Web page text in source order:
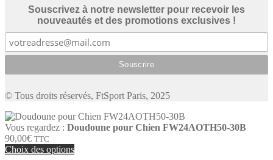
Souscrivez à notre newsletter pour recevoir les
nouveautés et des promotions exclusives !
© Tous droits réservés, FtSport Paris, 2025
Vous regardez : Doudoune pour Chien FW24AOTH50-30B
90,00€ TTC
Choix des options